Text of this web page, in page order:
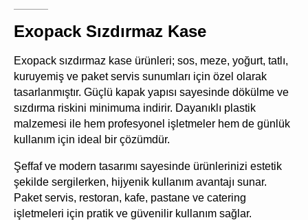
Exopack Sızdırmaz Kase
Exopack sızdırmaz kase ürünleri; sos, meze, yoğurt, tatlı,
kuruyemiş ve paket servis sunumları için özel olarak
tasarlanmıştır. Güçlü kapak yapısı sayesinde dökülme ve
sızdırma riskini minimuma indirir. Dayanıklı plastik
malzemesi ile hem profesyonel işletmeler hem de günlük
kullanım için ideal bir çözümdür.
Şeffaf ve modern tasarımı sayesinde ürünlerinizi estetik
şekilde sergilerken, hijyenik kullanım avantajı sunar.
Paket servis, restoran, kafe, pastane ve catering
işletmeleri için pratik ve güvenilir kullanım sağlar.